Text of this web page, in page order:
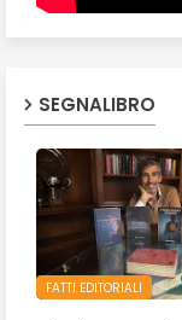
SEGNALIBRO
FATTI EDITORIALI